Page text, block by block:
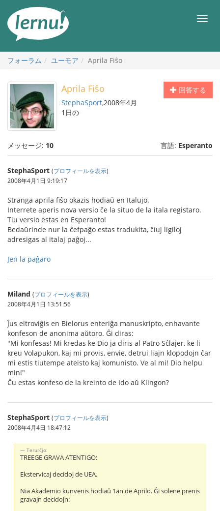
メ
フォーラム
ユーモア Aprila Fiŝo
回答する
Aprila Fiŝo
StephaSport,2008年4月
1日の
メッセージ: 10 言語: Esperanto
StephaSport (プロフィールを表示)
2008年4月1日 9:19:17
Stranga aprila fiŝo okazis hodiaŭ en Italujo.
Interrete aperis nova versio ĉe la situo de la itala registaro.
Tiu versio estas en Esperanto!
Bedaŭrinde nur la ĉefpaĝo estas tradukita, ĉiuj ligiloj
adresigas al italaj paĝoj...
Jen la paĝaro
Miland (プロフィールを表示)
2008年4月1日 13:51:56
Ĵus eltroviĝis en Bielorus enteriĝa manuskripto, enhavante
konfeson de anonima aŭtoro. Ĝi diras:
"Mi konfesas! Mi kredas ke Dio ja diris al Patro Sĉlajer, ke li
kreu Volapukon, kaj mi provis, envie, detrui liajn klopodojn ĉar
mi estis tiutempe ateisto kaj komunisto. Ve al mi! Dio helpu
min!"
Ĉu estas konfeso de la kreinto de Ido aŭ Klingon?
StephaSport (プロフィールを表示)
2008年4月4日 18:47:12
Terurĉjo:
TREEGE GRAVA ATENTIGO:
Ekstervicaj decidoj de UEA.
Nia Akademio kunvenis hodiaŭ 1an de Aprilo. Ĝi solene prenis
gravajn decidojn: